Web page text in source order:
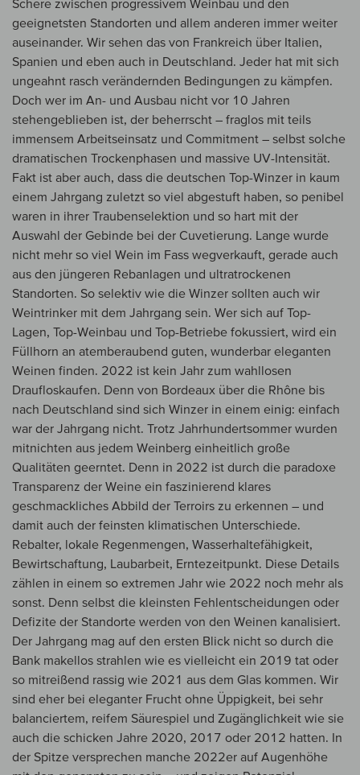
Schere zwischen progressivem Weinbau und den
geeignetsten Standorten und allem anderen immer weiter
auseinander. Wir sehen das von Frankreich über Italien,
Spanien und eben auch in Deutschland. Jeder hat mit sich
ungeahnt rasch verändernden Bedingungen zu kämpfen.
Doch wer im An- und Ausbau nicht vor 10 Jahren
stehengeblieben ist, der beherrscht – fraglos mit teils
immensem Arbeitseinsatz und Commitment – selbst solche
dramatischen Trockenphasen und massive UV-Intensität.
Fakt ist aber auch, dass die deutschen Top-Winzer in kaum
einem Jahrgang zuletzt so viel abgestuft haben, so penibel
waren in ihrer Traubenselektion und so hart mit der
Auswahl der Gebinde bei der Cuvetierung. Lange wurde
nicht mehr so viel Wein im Fass wegverkauft, gerade auch
aus den jüngeren Rebanlagen und ultratrockenen
Standorten. So selektiv wie die Winzer sollten auch wir
Weintrinker mit dem Jahrgang sein. Wer sich auf Top-
Lagen, Top-Weinbau und Top-Betriebe fokussiert, wird ein
Füllhorn an atemberaubend guten, wunderbar eleganten
Weinen finden. 2022 ist kein Jahr zum wahllosen
Draufloskaufen. Denn von Bordeaux über die Rhône bis
nach Deutschland sind sich Winzer in einem einig: einfach
war der Jahrgang nicht. Trotz Jahrhundertsommer wurden
mitnichten aus jedem Weinberg einheitlich große
Qualitäten geerntet. Denn in 2022 ist durch die paradoxe
Transparenz der Weine ein faszinierend klares
geschmackliches Abbild der Terroirs zu erkennen – und
damit auch der feinsten klimatischen Unterschiede.
Rebalter, lokale Regenmengen, Wasserhaltefähigkeit,
Bewirtschaftung, Laubarbeit, Erntezeitpunkt. Diese Details
zählen in einem so extremen Jahr wie 2022 noch mehr als
sonst. Denn selbst die kleinsten Fehlentscheidungen oder
Defizite der Standorte werden von den Weinen kanalisiert.
Der Jahrgang mag auf den ersten Blick nicht so durch die
Bank makellos strahlen wie es vielleicht ein 2019 tat oder
so mitreißend rassig wie 2021 aus dem Glas kommen. Wir
sind eher bei eleganter Frucht ohne Üppigkeit, bei sehr
balanciertem, reifem Säurespiel und Zugänglichkeit wie sie
auch die schicken Jahre 2020, 2017 oder 2012 hatten. In
der Spitze versprechen manche 2022er auf Augenhöhe